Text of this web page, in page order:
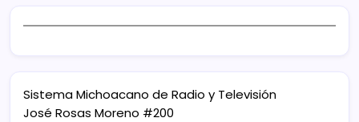
Sistema Michoacano de Radio y Televisión
José Rosas Moreno #200